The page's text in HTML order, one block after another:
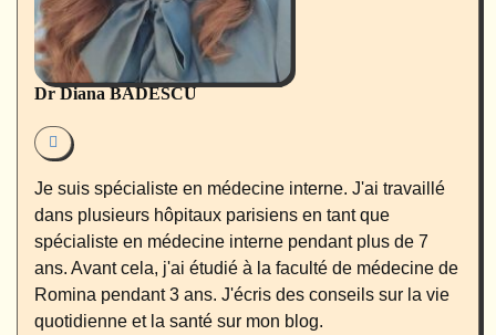
Dr Diana BADESCU
Je suis spécialiste en médecine interne. J'ai travaillé
dans plusieurs hôpitaux parisiens en tant que
spécialiste en médecine interne pendant plus de 7
ans. Avant cela, j'ai étudié à la faculté de médecine de
Romina pendant 3 ans. J'écris des conseils sur la vie
quotidienne et la santé sur mon blog.